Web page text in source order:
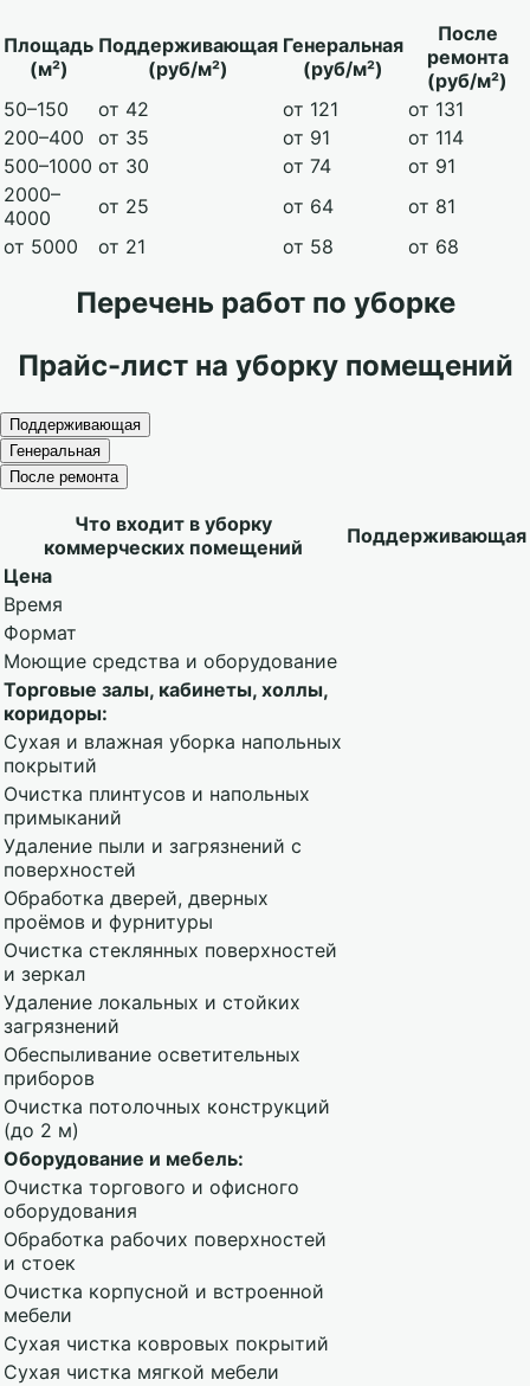
Площадь
(м²)
Поддерживающая
(руб/м²)
Генеральная
(руб/м²)
После
ремонта
(руб/м²)
50–150
от 42 от 121
от 131
200–400
от 35 от 91
от 114
500–1000 от 30 от 74
от 91
2000–
4000
от 25 от 64
от 81
от 5000
от 21 от 58 от 68
Перечень работ по уборке
Прайс-лист на уборку помещений
Поддерживающая
Генеральная
После ремонта
Что входит в уборку
коммерческих помещений
Поддерживающая
Цена
Время
Формат
Моющие средства и оборудование
Торговые залы, кабинеты, холлы,
коридоры:
Сухая и влажная уборка напольных
покрытий
Очистка плинтусов и напольных
примыканий
Удаление пыли и загрязнений с
поверхностей
Обработка дверей, дверных
проёмов и фурнитуры
Очистка стеклянных поверхностей
и зеркал
Удаление локальных и стойких
загрязнений
Обеспыливание осветительных
приборов
Очистка потолочных конструкций
(до 2 м)
Оборудование и мебель:
Очистка торгового и офисного
оборудования
Обработка рабочих поверхностей
и стоек
Очистка корпусной и встроенной
мебели
Сухая чистка ковровых покрытий
Сухая чистка мягкой мебели